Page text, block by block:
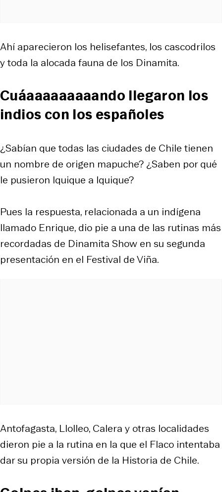
Ahí aparecieron los helisefantes, los cascodrilos
y toda la alocada fauna de los Dinamita.
Cuáaaaaaaaaando llegaron los
indios con los españoles
¿Sabían que todas las ciudades de Chile tienen
un nombre de origen mapuche? ¿Saben por qué
le pusieron Iquique a Iquique?
Pues la respuesta, relacionada a un indígena
llamado Enrique, dio pie a una de las rutinas más
recordadas de Dinamita Show en su segunda
presentación en el Festival de Viña.
Antofagasta, Llolleo, Calera y otras localidades
dieron pie a la rutina en la que el Flaco intentaba
dar su propia versión de la Historia de Chile.